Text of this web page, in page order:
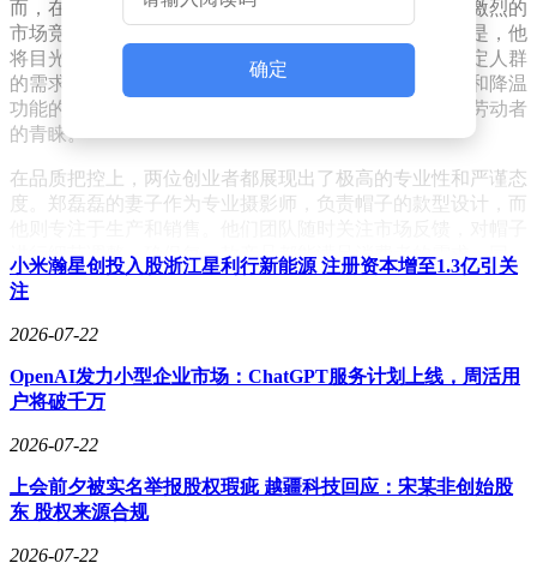
而，在电商行业的摸爬滚打中，他逐渐意识到，要想在激烈的
市场竞争中脱颖而出，必须寻找差异化的发展路径。于是，他
将目光转向了风扇遮阳帽这一小众领域，专注于满足特定人群
的需求。事实证明，他的选择是正确的。这款兼具遮阳和降温
功能的风扇帽，迅速赢得了田间地头、建筑工地等户外劳动者
的青睐。
在品质把控上，两位创业者都展现出了极高的专业性和严谨态
度。郑磊磊的妻子作为专业摄影师，负责帽子的款型设计，而
进行细节调整，确保每一款产品都能满足消费者的需求。同
样，郑明亮也对自己的风扇遮阳帽品质要求极高，他提供
了“一年保修”的承诺，确保产品的可靠性和耐用性。
拼多多的平台支持为两位创业者的成功提供了有力保障。郑磊
磊表示，拼多多的规则简单明了，助力效果显著。在平台的帮
助下，他的店铺迅速成长，成为了增速最快的渠道之一。而郑
地区的运费成本，进一步拓展了市场。
加快。这为像郑磊磊和郑明亮这样的品质商家打开了更广袤的
确定
小米瀚星创投入股浙江星利行新能源 注册资本增至1.3亿引关
注
2026-07-22
OpenAI发力小型企业市场：ChatGPT服务计划上线，周活用
户将破千万
2026-07-22
上会前夕被实名举报股权瑕疵 越疆科技回应：宋某非创始股
东 股权来源合规
2026-07-22